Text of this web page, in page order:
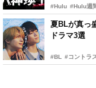
#Hulu #Hulu週
夏BLが真っ
ドラマ3選
#BL #コントラ